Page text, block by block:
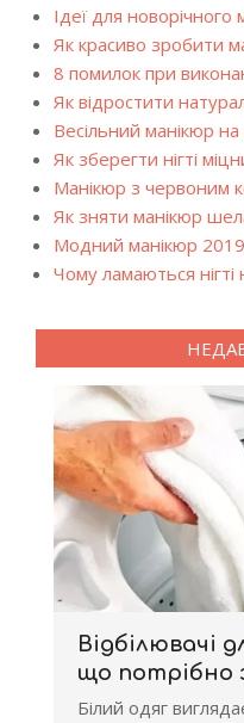
Ідеї для новорічного
Як красиво зробити
8 помилок при
Як відростити
Весільний манікюр на
Як зберегти нігті
Манікюр з червоним
Як зняти манікюр
Модний манікюр 2019
Чому ламаються нігті
Відбілювачі
що потрібно
Білий одяг